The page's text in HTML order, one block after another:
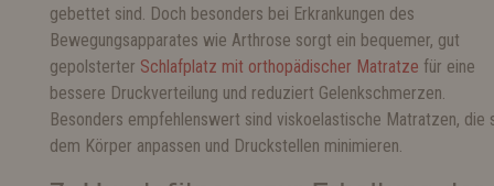
gebettet sind. Doch besonders bei Erkrankungen des
Bewegungsapparates wie Arthrose sorgt ein bequemer, gut
gepolsterter Schlafplatz mit orthopädischer Matratze für eine
bessere Druckverteilung und reduziert Gelenkschmerzen.
Besonders empfehlenswert sind viskoelastische Matratzen, die
dem Körper anpassen und Druckstellen minimieren.